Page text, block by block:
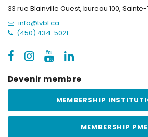
33 rue Blainville Ouest, bureau 100, Sainte-
info@tvbl.ca
(450) 434-5021
Devenir membre
MEMBERSHIP
MEMBERSHIP PME